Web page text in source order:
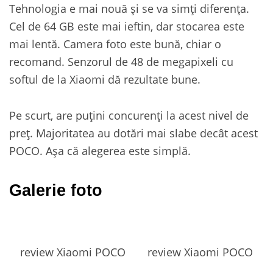
Tehnologia e mai nouă și se va simți diferența.
Cel de 64 GB este mai ieftin, dar stocarea este
mai lentă. Camera foto este bună, chiar o
recomand. Senzorul de 48 de megapixeli cu
softul de la Xiaomi dă rezultate bune.
Pe scurt, are puțini concurenți la acest nivel de
preț. Majoritatea au dotări mai slabe decât acest
POCO. Așa că alegerea este simplă.
Galerie foto
review Xiaomi POCO
review Xiaomi POCO